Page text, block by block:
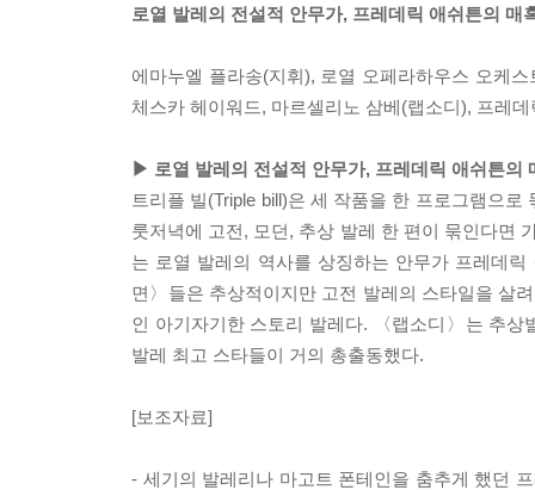
로열 발레의 전설적 안무가, 프레데릭 애쉬튼의 매
에마누엘 플라송(지휘), 로열 오페라하우스 오케
체스카 헤이워드, 마르셀리노 삼베(랩소디), 프레
▶ 로열 발레의 전설적 안무가, 프레데릭 애쉬튼의
트리플 빌(Triple bill)은 세 작품을 한 프로그램으
룻저녁에 고전, 모던, 추상 발레 한 편이 묶인다면
는 로열 발레의 역사를 상징하는 안무가 프레데
면〉들은 추상적이지만 고전 발레의 스타일을 살
인 아기자기한 스토리 발레다. 〈랩소디〉는 추
발레 최고 스타들이 거의 총출동했다.
[보조자료]
- 세기의 발레리나 마고트 폰테인을 춤추게 했던